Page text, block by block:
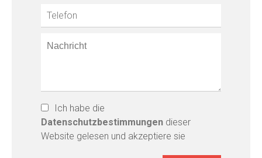
Ich habe die
Datenschutzbestimmungen dieser
Website gelesen und akzeptiere sie